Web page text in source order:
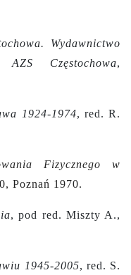
Wydawnictwo
Częstochowa,
1924-1974, red. R.
Fizycznego w
Poznań 1970.
, pod red. Miszty A.,
1945-2005, red. S.